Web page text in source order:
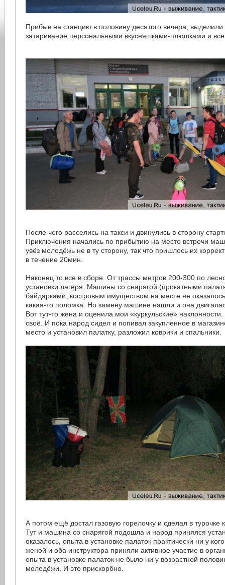
Прибыв на станцию в половину десятого вечера,
затаривание персональными вкусняшками-плюшками и
После чего расселись на такси и двинулись в сторону
Приключения начались по прибытию на место встречи
увёз молодёжь не в ту сторону, так что пришлось их
в течение 20мин.
Наконец то все в сборе. От трассы метров 200-300 по
установки лагеря. Машины со снарягой (прокатными
байдарками, костровым имуществом на месте не
какая-то поломка. Но замену машине нашли и она
Вот тут-то жена и оценила мои «куркульские»
своё. И пока народ сидел и попивал закупленное в
место и установил палатку, разложил коврики и спальники.
А потом ещё достал газовую горелочку и сделал в турочке
Тут и машина со снарягой подошла и народ принялся
оказалось, опыта в установке палаток практически ни у
женой и оба инструктора приняли активное участие в
опыта в установке палаток не было ни у возрастной
молодёжи. И это прискорбно.